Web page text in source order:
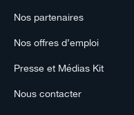
Nos partenaires
Nos offres d’emploi
Presse et Médias Kit
Nous contacter